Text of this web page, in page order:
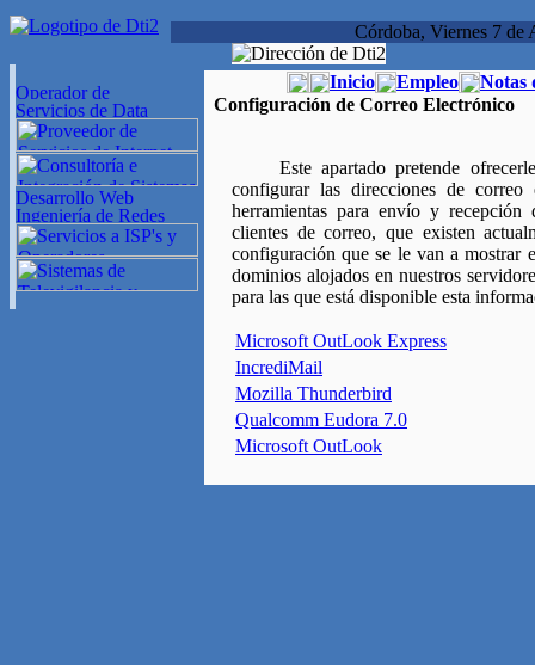
Córdoba, Viernes 7 de
Inicio Empleo
Notas
Configuración de Correo Electrónico
Este apartado pretende ofrecerle
configurar las direcciones de
herramientas para envío y
clientes de correo, que existen
configuración que se le van a mostrar
dominios alojados en nuestros
para las que está disponible esta
Microsoft OutLook Express
IncrediMail
Mozilla Thunderbird
Qualcomm Eudora 7.0
Microsoft OutLook